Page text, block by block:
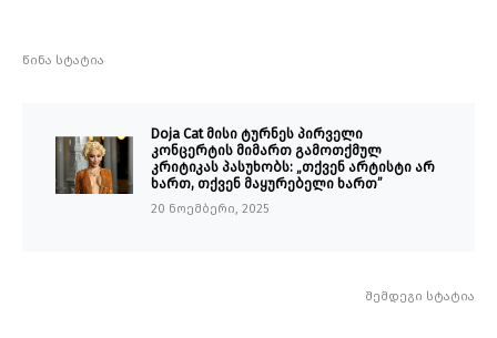
წინა სტატია
Doja Cat მისი ტურნეს პირველი
კონცერტის მიმართ გამოთქმულ
კრიტიკას პასუხობს: „თქვენ არტისტი არ
ხართ, თქვენ მაყურებელი ხართ”
20 ნოემბერი, 2025
შემდეგი სტატია